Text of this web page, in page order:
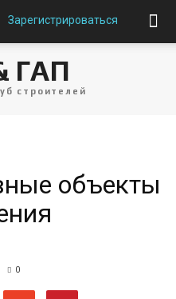
Зарегистрироваться
ГАП
строителей
объекты
0